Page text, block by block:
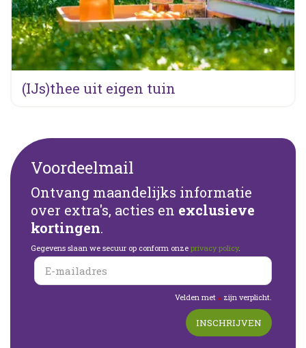
(IJs)thee uit eigen tuin
Voordeelmail
Ontvang maandelijks informatie
over extra's, acties en exclusieve
kortingen.
Gegevens slaan we secuur op conform onze privacy policy.
Velden met * zijn verplicht.